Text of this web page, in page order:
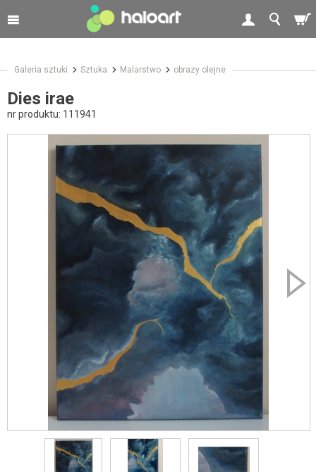
Galeria sztuki Sztuka Malarstwo obrazy olejne
Dies irae
nr produktu: 111941